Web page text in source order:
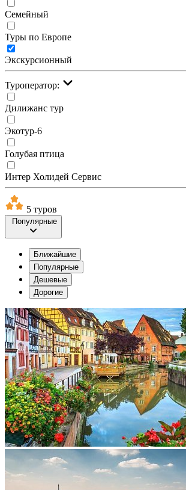
Семейный
Туры по Европе
Экскурсионный
Туроператор:
Дилижанс тур
Экотур-6
Голубая птица
Интер Холидей Сервис
5 туров
Популярные
Ближайшие
Популярные
Дешевые
Дорогие